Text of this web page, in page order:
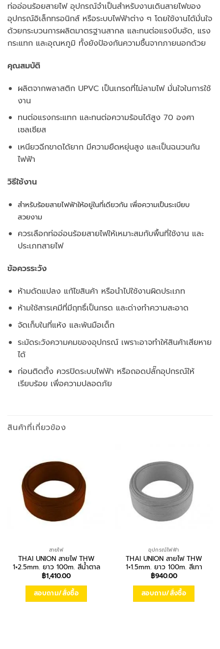
ท่ออ่อนร้อยสายไฟ อุปกรณ์จำเป็นสำหรับงานเดินสายไฟของ
อุปกรณ์อิเล็กทรอนิกส์ หรือระบบไฟฟ้าต่าง ๆ โดยใช้งานได้มั่นใจ
ด้วยกระบวนการผลิตมาตรฐานสากล และทนต่อแรงบีบอัด, แรง
กระแทก และอุณหภูมิ ทั้งยังป้องกันความชื้นจากภายนอกด้วย
คุณสมบัติ
ผลิตจากพลาสติก UPVC เป็นเกรดที่ไม่ลามไฟ มั่นใจในการใช้
งาน
ทนต่อแรงกระแทก และทนต่อความร้อนได้สูง 70 องศา
เซลเซียส
เหนียวฉีกขาดได้ยาก มีความยืดหยุ่นสูง และเป็นฉนวนกัน
ไฟฟ้า
วิธีใช้งาน
สำหรับร้อยสายไฟฟ้าให้อยู่ในที่เดียวกัน เพื่อความเป็นระเบียบ
สวยงาม
ควรเลือกท่ออ่อนร้อยสายไฟให้เหมาะสมกับพื้นที่ใช้งาน และ
ประเภทสายไฟ
ข้อควรระวัง
ห้ามดัดแปลง แก้ไขสินค้า หรือนำไปใช้งานผิดประเภท
ห้ามใช้สารเคมีที่มีฤทธิ์เป็นกรด และด่างทำความสะอาด
จัดเก็บในที่แห้ง และพ้นมือเด็ก
ระมัดระวังความคมของอุปกรณ์ เพราะอาจทำให้สินค้าเสียหาย
ได้
ก่อนติดตั้ง ควรปิดระบบไฟฟ้า หรือถอดปลั๊กอุปกรณ์ให้
เรียบร้อย เพื่อความปลอดภัย
สินค้าที่เกี่ยวข้อง
สายไฟ
THAI UNION สายไฟ THW
1×2.5mm. ยาว 100m. สีน้ำตาล
฿1,410.00
สอบถาม/สั่งซื้อ
อุปกรณ์ไฟฟ้า
THAI UNION สายไฟ THW
1×1.5mm. ยาว 100m. สีเทา
฿940.00
สอบถาม/สั่งซื้อ